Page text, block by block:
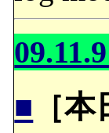
■ ［